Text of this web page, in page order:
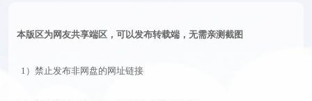
本版区为网友共享端区，可以发布转载端，无需亲测截图
1）禁止发布非网盘的网址链接